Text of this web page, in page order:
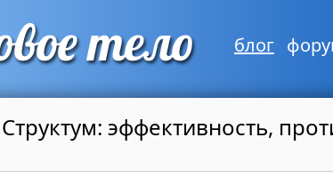
блог
Структум: эффективность,